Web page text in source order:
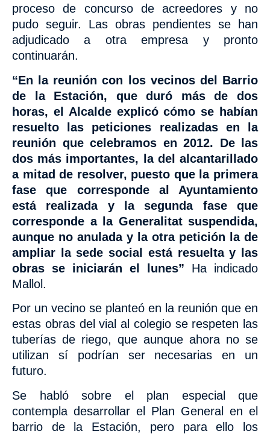
proceso de concurso de acreedores y no
pudo seguir. Las obras pendientes se han
adjudicado a otra empresa y pronto
continuarán.
“En la reunión con los vecinos del Barrio
de la Estación, que duró más de dos
horas, el Alcalde explicó cómo se habían
resuelto las peticiones realizadas en la
reunión que celebramos en 2012. De las
dos más importantes, la del alcantarillado
a mitad de resolver, puesto que la primera
fase que corresponde al Ayuntamiento
está realizada y la segunda fase que
corresponde a la Generalitat suspendida,
aunque no anulada y la otra petición la de
ampliar la sede social está resuelta y las
obras se iniciarán el lunes” Ha indicado
Mallol.
Por un vecino se planteó en la reunión que en
estas obras del vial al colegio se respeten las
tuberías de riego, que aunque ahora no se
utilizan sí podrían ser necesarias en un
futuro.
Se habló sobre el plan especial que
contempla desarrollar el Plan General en el
barrio de la Estación, pero para ello los